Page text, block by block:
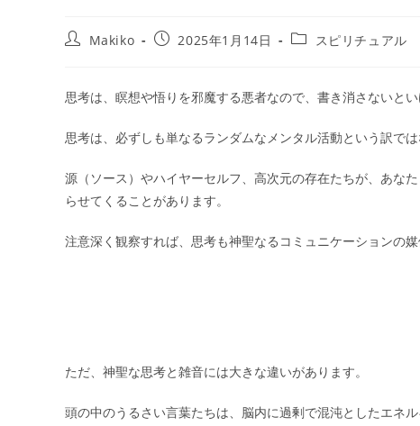
投
Makiko
投
開
日:
2025年1月14日
投
テ
ゴ
ー:
スピリチュアル
思考は、瞑想や悟りを邪魔する悪者なので、書き消さないと
思考は、必ずしも単なるランダムなメンタル活動という訳では
源（ソース）やハイヤーセルフ、高次元の存在たちが、あな
らせてくることがあります。
注意深く観察すれば、思考も神聖なるコミュニケーションの
ただ、神聖な思考と雑音には大きな違いがあります。
頭の中のうるさい言葉たちは、脳内に過剰で混沌としたエネル